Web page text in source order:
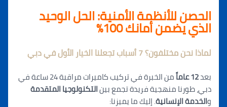
الحصن للأنظمة الأمنية: الحل الوحيد
الذي يضمن أمانك 100%
لماذا نحن مختلفون؟ 7 أسباب تجعلنا الخيار الأول في دبي
بعد12 عاماً
من الخبرة في تركيب كاميرات مراقبة 24 ساعة في
دبي، طورنا منهجية فريدة تجمع بينالتكنولوجيا المتقدمة
الخدمة الإنسانية. إليك ما يميزنا: